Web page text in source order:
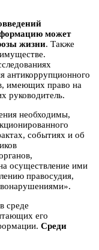
может
жизни. Также
имуществе.
антикоррупционного
имеющих право на
руководитель.
необходимы,
событиях и об
осуществление ими
правосудия,
среде
его
Среди